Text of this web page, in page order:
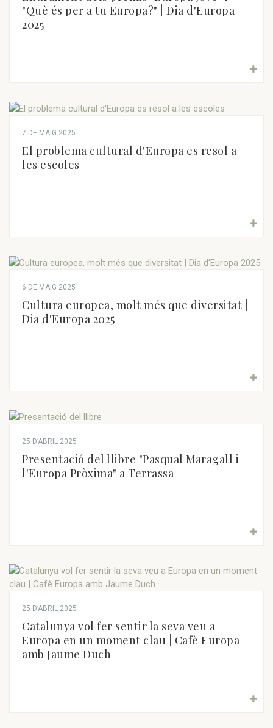
"Què és per a tu Europa?" | Dia d'Europa
2025
7 DE MAIG 2025
El problema cultural d'Europa es resol a
les escoles
6 DE MAIG 2025
Cultura europea, molt més que diversitat |
Dia d'Europa 2025
25 D’ABRIL 2025
Presentació del llibre "Pasqual Maragall i
l'Europa Pròxima" a Terrassa
25 D’ABRIL 2025
Catalunya vol fer sentir la seva veu a
Europa en un moment clau | Cafè Europa
amb Jaume Duch